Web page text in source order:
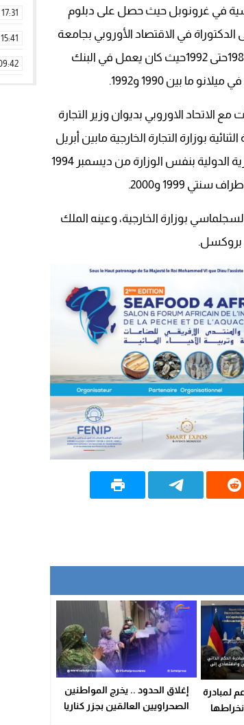
السياسية في غرونوبل حيث حصل على دبلوم
في الاقتصاد الأوروبي بجامعة
العلوم الاجتماعية بغرونوبل.وبدأ مسيرته المهنية من 1989حتى 1992حيث كان يعمل في البنك
بين 1990 و1992.
المفاوضات مع الاتحاد الاوروبي بديوان وزير التجارة
بوزارة التجارة الخارجية مابين أبريل
1993 وديسمبر 1994، قبل أن يعين مديراً للعلاقات التجارية الدولية بنفس الوزارة من ديسمبر 1994
بوزارة الخارجية، وعينه الملك
بروكسل.
لمبادرة
إغلاق الحدود .. يخرج المواطنين
الصحراويين العالقين بجزر كناريا
17:31
15:41